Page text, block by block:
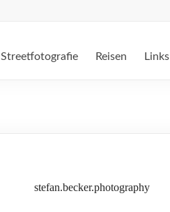
Streetfotografie Reisen Links
stefan.becker.photography